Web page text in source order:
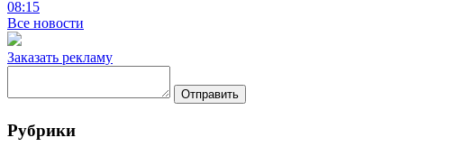
08:15
Все новости
Заказать рекламу
Отправить
Рубрики